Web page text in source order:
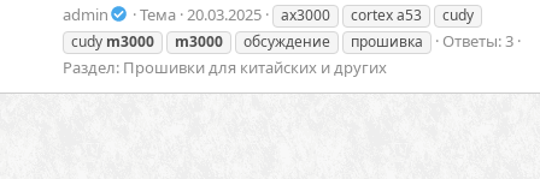
admin Тема 20.03.2025 ax3000 cortex a53
cudy
cudy m3000 m3000 обсуждение прошивка
Ответы: 3
Раздел: Прошивки для китайских и других